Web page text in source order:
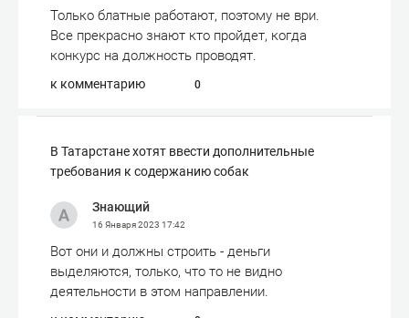
Только блатные работают, поэтому не ври.
Все прекрасно знают кто пройдет, когда
конкурс на должность проводят.
к комментарию 0
​В Татарстане хотят ввести дополнительные
требования к содержанию собак
Знающий
16 Января 2023 17:42
Вот они и должны строить - деньги
выделяются, только, что то не видно
деятельности в этом направлении.